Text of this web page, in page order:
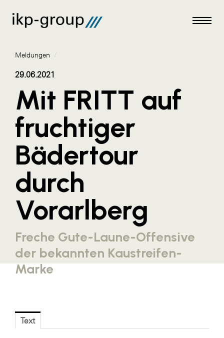
Meldungen
AKTUELLES
ACO
ALEX Krems
Amazon Web Services
Artweger
AustroCel Hallein
Blaguss
Bundesverband Sonnenschutztechnik
Cineplexx
Darbo
Meldungen /
29.06.2021
Mit FRITT auf
fruchtiger
Bädertour
durch
Vorarlberg
Freche Gute-Laune-Offensive
der bekannten Kaustreifen-
Marke
Text